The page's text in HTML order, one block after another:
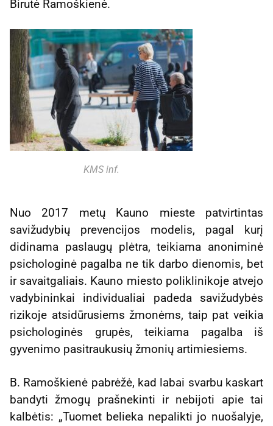
Birutė Ramoškienė.
KMS inf.
Nuo 2017 metų Kauno mieste patvirtintas
savižudybių prevencijos modelis, pagal kurį
didinama paslaugų plėtra, teikiama anoniminė
psichologinė pagalba ne tik darbo dienomis, bet
ir savaitgaliais. Kauno miesto poliklinikoje atvejo
vadybininkai individualiai padeda savižudybės
rizikoje atsidūrusiems žmonėms, taip pat veikia
psichologinės grupės, teikiama pagalba iš
gyvenimo pasitraukusių žmonių artimiesiems.
B. Ramoškienė pabrėžė, kad labai svarbu kaskart
bandyti žmogų prašnekinti ir nebijoti apie tai
kalbėtis: „Tuomet belieka nepalikti jo nuošalyje,